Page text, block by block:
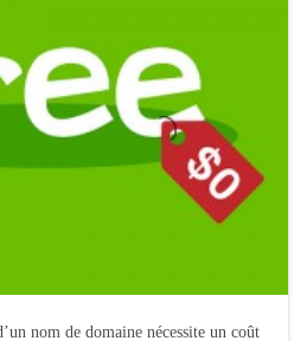
nom de domaine nécessite un coût